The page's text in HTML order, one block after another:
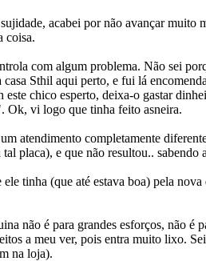
acabei por não avançar muito
coisa.
com algum problema. Não sei
Sthil aqui perto, e fui lá
chico esperto, deixa-o gastar
Ok, vi logo que tinha feito asneira.
atendimento completamente
placa), e que não resultou.. sabendo
tinha (que até estava boa) pela
não é para grandes esforços, não é
a meu ver, pois entra muito lixo.
na loja).